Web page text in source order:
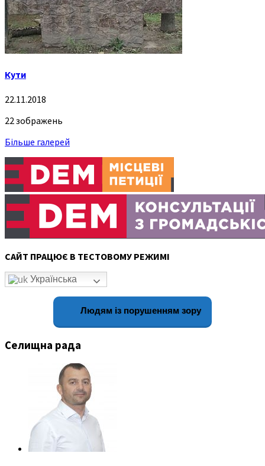
Кути
22.11.2018
22 зображень
Більше галерей
САЙТ ПРАЦЮЄ В ТЕСТОВОМУ РЕЖИМІ
Українська
Людям із порушенням зору
Селищна рада